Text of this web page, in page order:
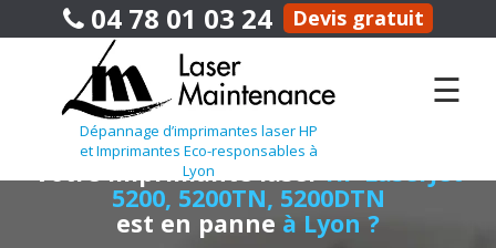
04 78 01 03 24 Devis gratuit
Dépannage d’imprimantes laser HP
et Imprimantes Eco-responsables à
Lyon
☰
Votre imprimante laserHP LaserJet
5200, 5200TN, 5200DTN
est en panne à Lyon ?